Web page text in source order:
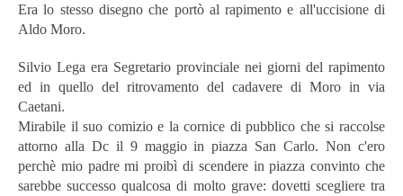
Era lo stesso disegno che portò al rapimento e all'uccisione di
Aldo Moro.
Silvio Lega era Segretario provinciale nei giorni del rapimento
ed in quello del ritrovamento del cadavere di Moro in via
Caetani.
Mirabile il suo comizio e la cornice di pubblico che si raccolse
attorno alla Dc il 9 maggio in piazza San Carlo. Non c'ero
perchè mio padre mi proibì di scendere in piazza convinto che
sarebbe successo qualcosa di molto grave: dovetti scegliere tra